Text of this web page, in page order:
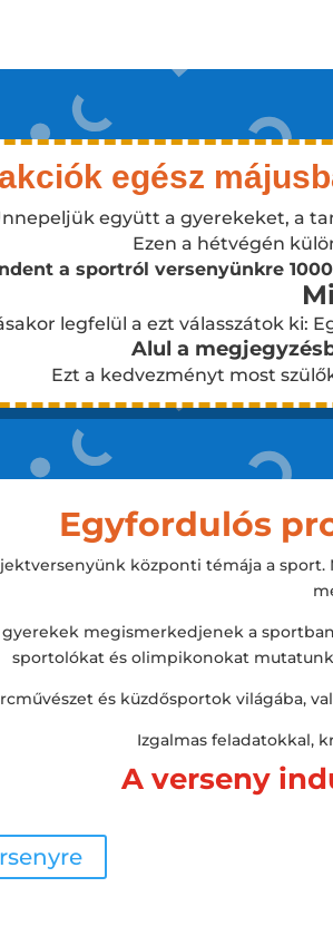
egész
együtt a gyerekeket, a
Ezen a hétvégén
a sportról versenyünkre
legfelül a ezt válasszátok ki:
Alul a
Ezt a kedvezményt most
Egyfordulós
központi témája a
gyerekek megismerkedjenek a
sportolókat és olimpikonokat
és küzdősportok világába,
Izgalmas feladatokkal,
A verseny